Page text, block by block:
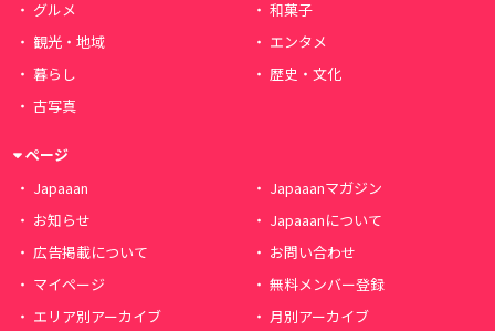
グルメ
和菓子
観光・地域
エンタメ
暮らし
歴史・文化
古写真
ページ
Japaaan
Japaaanマガジン
お知らせ
Japaaanについて
広告掲載について
お問い合わせ
マイページ
無料メンバー登録
エリア別アーカイブ
月別アーカイブ